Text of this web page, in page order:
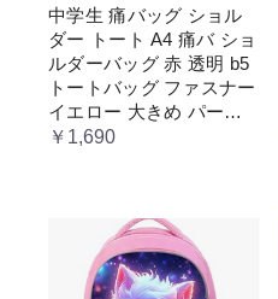
中学生 痛バッグ ショル
ダー トート A4 痛バ ショ
ルダーバッグ 赤 透明 b5
トートバッグ ファスナー
イエロー 大きめ パープ
ル 水色 いたばっく 痛バ
推し色 肩掛け レディー
￥1,690